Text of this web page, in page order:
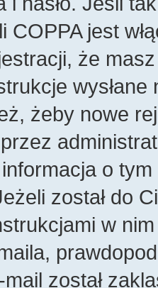
COPPA jest
że
żeby nowe
o
został do
w
został